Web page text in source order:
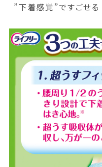
”下着感覚”ですごせる